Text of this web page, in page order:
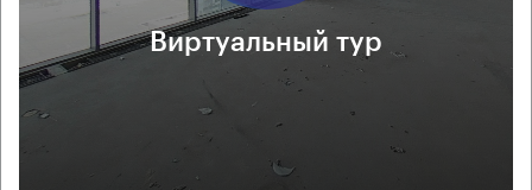
Виртуальный тур